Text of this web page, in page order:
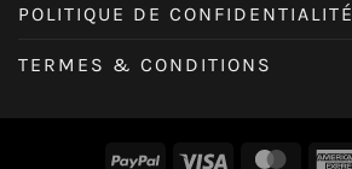
POLITIQUE DE CONFIDENTIALITÉ
TERMES & CONDITIONS